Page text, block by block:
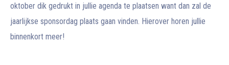
oktober dik gedrukt in jullie agenda te plaatsen want dan zal de
jaarlijkse sponsordag plaats gaan vinden. Hierover horen jullie
binnenkort meer!